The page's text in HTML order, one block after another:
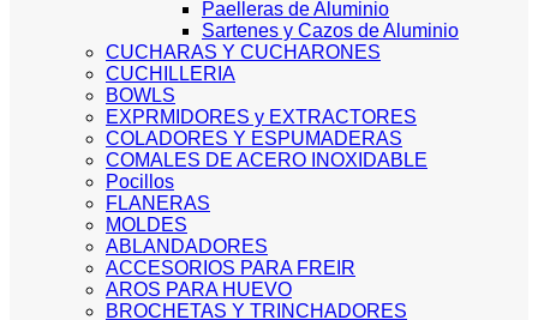
Paelleras de Aluminio
Sartenes y Cazos de Aluminio
CUCHARAS Y CUCHARONES
CUCHILLERIA
BOWLS
EXPRMIDORES y EXTRACTORES
COLADORES Y ESPUMADERAS
COMALES DE ACERO INOXIDABLE
Pocillos
FLANERAS
MOLDES
ABLANDADORES
ACCESORIOS PARA FREIR
AROS PARA HUEVO
BROCHETAS Y TRINCHADORES